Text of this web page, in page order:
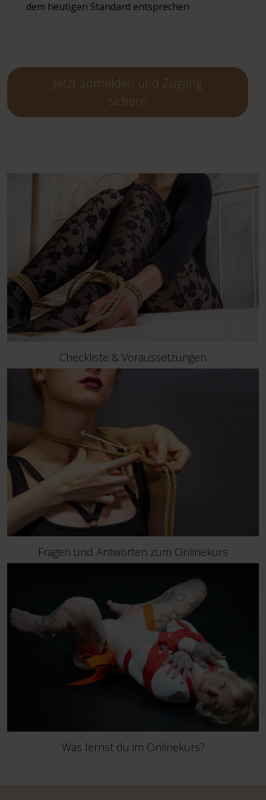
dem heutigen Standard entsprechen
Jetzt anmelden und Zugang
sichern
Checkliste & Voraussetzungen
Fragen und Antworten zum Onlinekurs
Was lernst du im Onlinekurs?